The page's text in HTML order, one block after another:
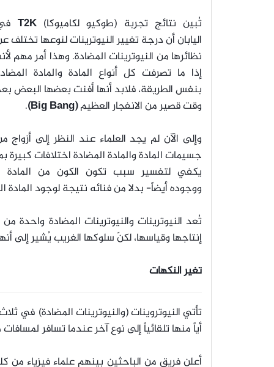
تُبين نتائج تجربة (طوكيو لكاميوكا)T2K
اليابان أن درجة تغيير النيوترينات لنوعها تختلف
نظائرها من النيوترينات المضادة. وهذا أمر مهم
إذا ما تصرفت كل أنواع المادة والمادة
بنفس الطريقة، فلابد أنها أفنت بعضها البعض
وقت قصير من الانفجار العظيم(Big Bang)
.
وإلى الآن لم يجد العلماء عند النظر إلى أزواج
جسيمات المادة والمادة المضادة اختلافات كبيرة
يكفي لتفسير سبب تكون الكون من المادة
ووجوده أيضاً- بدلا من فنائه نتيجة لوجود المادة
تُعد النيوترينات والنيوترينات المضادة واحدة
إنتاجها وقياسها، لكنّ سلوكها الغريب يُشير إلى
تغير النكهات
تأتي النيوتروينات (والنيوترينات المضادة) في
أياً منها تلقائياً إلى نوع آخر عندما تسافر